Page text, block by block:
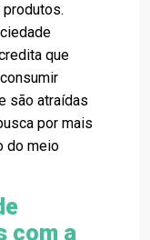
que
são atraídas
por mais
do meio
com a